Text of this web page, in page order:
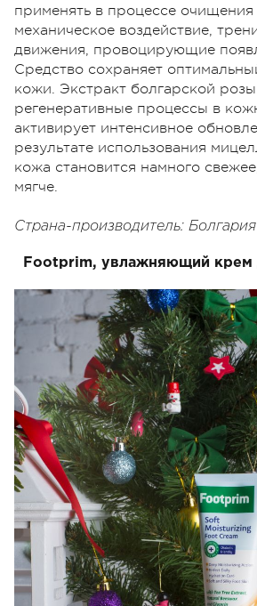
применять в процессе очищения
механическое воздействие,
движения, провоцирующие
Средство сохраняет
кожи. Экстракт болгарской
регенеративные процессы в
активирует интенсивное
результате использования
кожа становится намного
мягче.
Страна-производитель: Болгария
Footprim, увлажняющий крем